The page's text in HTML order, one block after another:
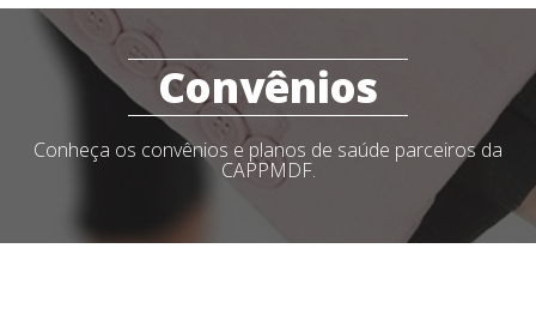
Convênios
Conheça os convênios e planos de saúde parceiros da
CAPPMDF.